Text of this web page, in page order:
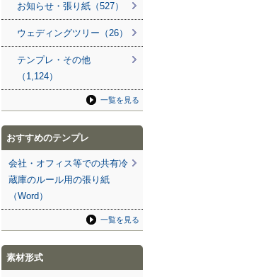
お知らせ・張り紙（527）
ウェディングツリー（26）
テンプレ・その他
（1,124）
一覧を見る
おすすめのテンプレ
会社・オフィス等での共有冷
蔵庫のルール用の張り紙
（Word）
一覧を見る
素材形式